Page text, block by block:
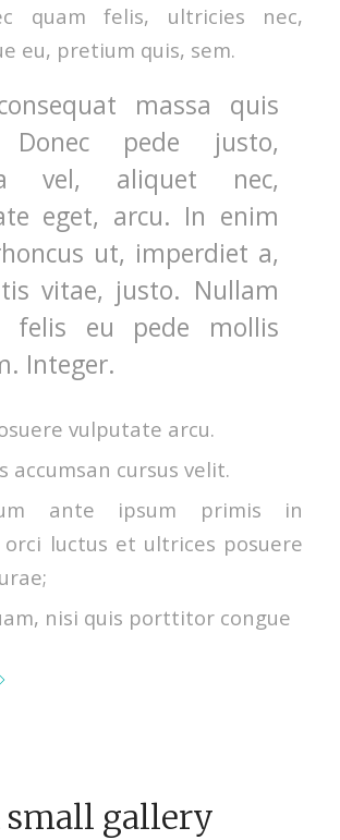
quam felis, ultricies nec,
eu, pretium quis, sem.
massa quis
Donec pede justo,
vel, aliquet nec,
eget, arcu. In enim
ut, imperdiet a,
vitae, justo. Nullam
felis eu pede mollis
Integer.
vulputate arcu.
accumsan cursus velit.
ante ipsum primis in
orci luctus et ultrices posuere
nisi quis porttitor congue
small gallery